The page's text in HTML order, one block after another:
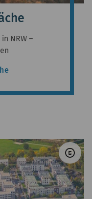
NRW –
copyright ©